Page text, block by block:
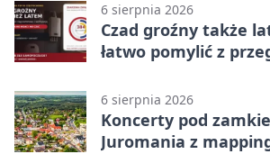
6 sierpnia 2026
Czad groźny także
łatwo pomylić z
6 sierpnia 2026
Koncerty pod
Juromania z